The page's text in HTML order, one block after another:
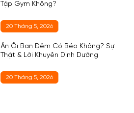
Tập Gym Không?
20 Tháng 5, 2026
Ăn Ổi Ban Đêm Có Béo Không? Sự
Thật & Lời Khuyên Dinh Dưỡng
20 Tháng 5, 2026